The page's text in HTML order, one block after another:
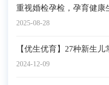
2025-08-28
重视婚检孕检，孕育健康
2024-12-09
【优生优育】27种新生